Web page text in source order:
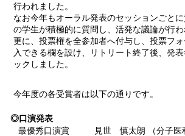
行われました。
なお今年もオーラル発表のセッションごと
の学生が積極的に質問し、活発な議論が行わ
更に、投票権を全参加者へ付与し、投票フ
入できる欄を設け、リトリート終了後、発
ックしました。
今年度の各受賞者は以下の通りです。
◎口演発表
最優秀口演賞
見世 慎太朗
（分子医